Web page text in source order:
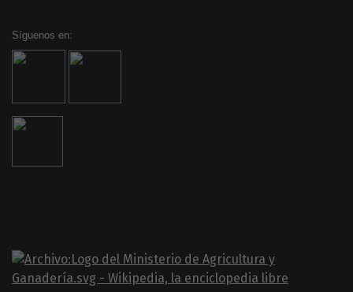
Síguenos en: